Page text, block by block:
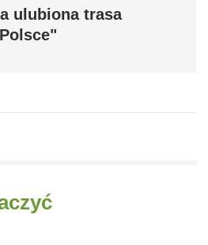
ulubiona trasa